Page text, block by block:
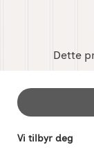
Dette
Footer-
Vi tilbyr deg